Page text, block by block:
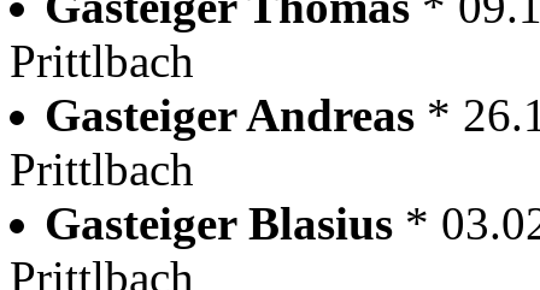
Prittlbach
Gasteiger Andreas *
Prittlbach
Gasteiger Blasius *
Prittlbach